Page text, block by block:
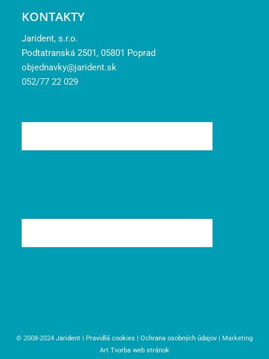
KONTAKTY
Jarident, s.r.o.
Podtatranská 2501, 05801 Poprad
objednavky@jarident.sk
052/77 22 029
© 2008-2024 Jarident Pravidlá cookies Ochrana osobných údajov | Marketing
Art Tvorba web stránok